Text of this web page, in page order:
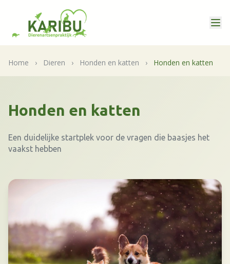
Home › Dieren › Honden en katten › Honden en katten
Honden en katten
Een duidelijke startplek voor de vragen die baasjes het
vaakst hebben